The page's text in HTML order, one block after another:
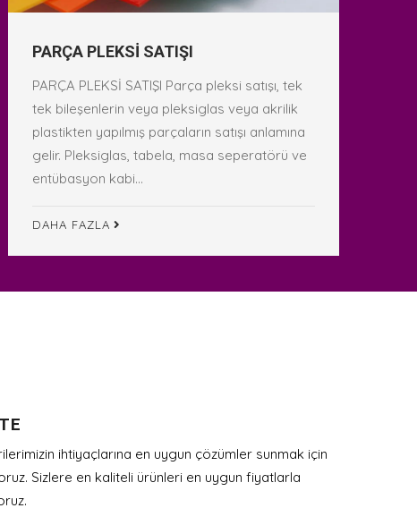
PARÇA PLEKSİ SATIŞI
PARÇA PLEKSİ SATIŞI Parça pleksi satışı, tek
tek bileşenlerin veya pleksiglas veya akrilik
plastikten yapılmış parçaların satışı anlamına
gelir. Pleksiglas, tabela, masa seperatörü ve
entübasyon kabi...
DAHA FAZLA
ihtiyaçlarına en uygun çözümler sunmak için
Sizlere en kaliteli ürünleri en uygun fiyatlarla